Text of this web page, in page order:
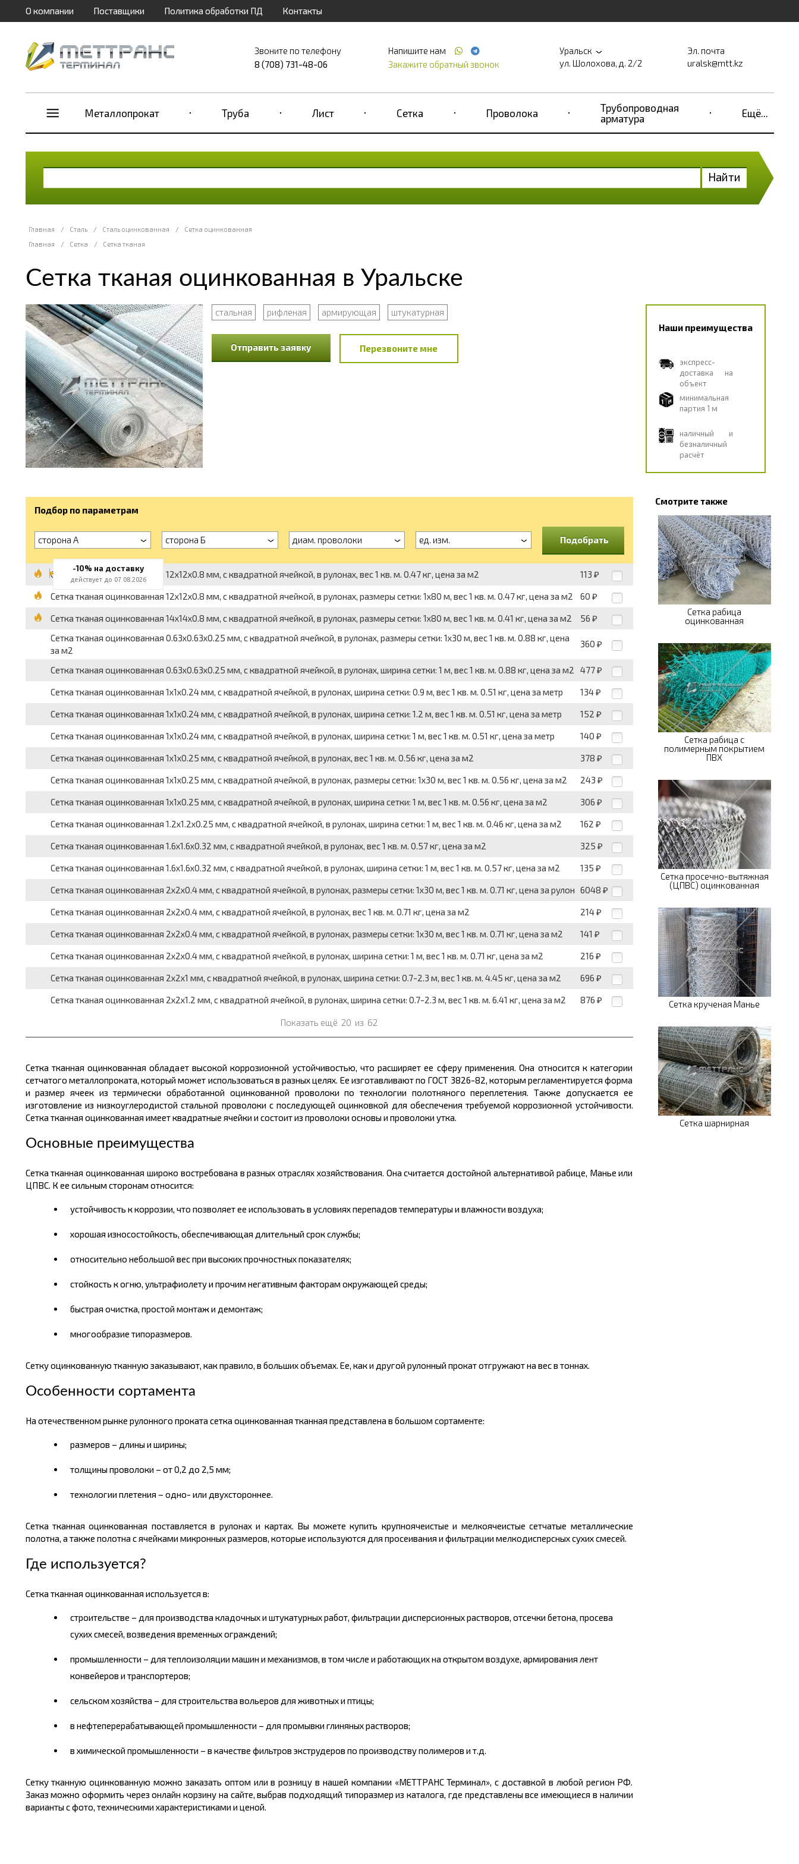
О компании Поставщики Политика обработки ПД Контакты
Звоните по телефону
8 (708) 731-48-06
Напишите нам
Закажите обратный звонок
Уральск
ул. Шолохова, д. 2/2
Эл. почта
uralsk@mtt.kz
Металлопрокат Труба Лист Сетка Проволока
Трубопроводная
арматура
Ещё...
Найти
Главная / Сталь / Сталь оцинкованная /
Сетка оцинкованная
Главная
/ Сетка / Сетка тканая
Сетка тканая оцинкованная в Уральске
стальная рифленая армирующая штукатурная
Отправить заявку Перезвоните мне
Наши преимущества
экспресс-
доставка на
объект
минимальная
партия 1 м
наличный и
безналичный
расчёт
Подбор по параметрам
сторона А сторона Б диам. проволоки ед. изм. Подобрать
Сетка тканая оцинкованная 12x12x0.8 мм, c квадратной ячейкой, в рулонах, вес 1 кв. м. 0.47 кг, цена за м2 113 ₽
Сетка тканая оцинкованная 12x12x0.8 мм, c квадратной ячейкой, в рулонах, размеры сетки: 1x80 м, вес 1 кв. м. 0.47 кг, цена за м2 60 ₽
Сетка тканая оцинкованная 14x14x0.8 мм, c квадратной ячейкой, в рулонах, размеры сетки: 1x80 м, вес 1 кв. м. 0.41 кг, цена за м2 56 ₽
Сетка тканая оцинкованная 0.63x0.63x0.25 мм, c квадратной ячейкой, в рулонах, размеры сетки: 1x30 м, вес 1 кв. м. 0.88 кг, цена
за м2
360 ₽
Сетка тканая оцинкованная 0.63x0.63x0.25 мм, c квадратной ячейкой, в рулонах, ширина сетки: 1 м, вес 1 кв. м. 0.88 кг, цена за м2 477 ₽
Сетка тканая оцинкованная 1x1x0.24 мм, с квадратной ячейкой, в рулонах, ширина сетки: 0.9 м, вес 1 кв. м. 0.51 кг, цена за метр 134 ₽
Сетка тканая оцинкованная 1x1x0.24 мм, с квадратной ячейкой, в рулонах, ширина сетки: 1.2 м, вес 1 кв. м. 0.51 кг, цена за метр 152 ₽
Сетка тканая оцинкованная 1x1x0.24 мм, с квадратной ячейкой, в рулонах, ширина сетки: 1 м, вес 1 кв. м. 0.51 кг, цена за метр 140 ₽
Сетка тканая оцинкованная 1x1x0.25 мм, c квадратной ячейкой, в рулонах, вес 1 кв. м. 0.56 кг, цена за м2 378 ₽
Сетка тканая оцинкованная 1x1x0.25 мм, c квадратной ячейкой, в рулонах, размеры сетки: 1x30 м, вес 1 кв. м. 0.56 кг, цена за м2 243 ₽
Сетка тканая оцинкованная 1x1x0.25 мм, c квадратной ячейкой, в рулонах, ширина сетки: 1 м, вес 1 кв. м. 0.56 кг, цена за м2 306 ₽
Сетка тканая оцинкованная 1.2x1.2x0.25 мм, c квадратной ячейкой, в рулонах, ширина сетки: 1 м, вес 1 кв. м. 0.46 кг, цена за м2 162 ₽
Сетка тканая оцинкованная 1.6x1.6x0.32 мм, c квадратной ячейкой, в рулонах, вес 1 кв. м. 0.57 кг, цена за м2 325 ₽
Сетка тканая оцинкованная 1.6x1.6x0.32 мм, c квадратной ячейкой, в рулонах, ширина сетки: 1 м, вес 1 кв. м. 0.57 кг, цена за м2 135 ₽
Сетка тканая оцинкованная 2x2x0.4 мм, с квадратной ячейкой, в рулонах, размеры сетки: 1x30 м, вес 1 кв. м. 0.71 кг, цена за рулон 6048 ₽
Сетка тканая оцинкованная 2x2x0.4 мм, c квадратной ячейкой, в рулонах, вес 1 кв. м. 0.71 кг, цена за м2 214 ₽
Сетка тканая оцинкованная 2x2x0.4 мм, c квадратной ячейкой, в рулонах, размеры сетки: 1x30 м, вес 1 кв. м. 0.71 кг, цена за м2 141 ₽
Сетка тканая оцинкованная 2x2x0.4 мм, c квадратной ячейкой, в рулонах, ширина сетки: 1 м, вес 1 кв. м. 0.71 кг, цена за м2 216 ₽
Сетка тканая оцинкованная 2x2x1 мм, c квадратной ячейкой, в рулонах, ширина сетки: 0.7-2.3 м, вес 1 кв. м. 4.45 кг, цена за м2 696 ₽
Сетка тканая оцинкованная 2x2x1.2 мм, c квадратной ячейкой, в рулонах, ширина сетки: 0.7-2.3 м, вес 1 кв. м. 6.41 кг, цена за м2 876 ₽
Показать ещё 20 из 62
Сетка тканная оцинкованная обладает высокой коррозионной устойчивостью, что расширяет ее сферу применения. Она относится к категории
сетчатого металлопроката, который может использоваться в разных целях. Ее изготавливают по ГОСТ 3826-82, которым регламентируется форма
и размер ячеек из термически обработанной оцинкованной проволоки по технологии полотняного переплетения. Также допускается ее
изготовление из низкоуглеродистой стальной проволоки с последующей оцинковкой для обеспечения требуемой коррозионной устойчивости.
Сетка тканная оцинкованная имеет квадратные ячейки и состоит из проволоки основы и проволоки утка.
Основные преимущества
Сетка тканная оцинкованная широко востребована в разных отраслях хозяйствования. Она считается достойной альтернативой рабице, Манье или
ЦПВС. К ее сильным сторонам относится:
устойчивость к коррозии, что позволяет ее использовать в условиях перепадов температуры и влажности воздуха;
хорошая износостойкость, обеспечивающая длительный срок службы;
относительно небольшой вес при высоких прочностных показателях;
стойкость к огню, ультрафиолету и прочим негативным факторам окружающей среды;
быстрая очистка, простой монтаж и демонтаж;
многообразие типоразмеров.
Сетку оцинкованную тканную заказывают, как правило, в больших объемах. Ее, как и другой рулонный прокат отгружают на вес в тоннах.
Особенности сортамента
На отечественном рынке рулонного проката сетка оцинкованная тканная представлена в большом сортаменте:
размеров – длины и ширины;
толщины проволоки – от 0,2 до 2,5 мм;
технологии плетения – одно- или двухстороннее.
Сетка тканная оцинкованная поставляется в рулонах и картах. Вы можете купить крупноячеистые и мелкоячеистые сетчатые металлические
полотна, а также полотна с ячейками микронных размеров, которые используются для просеивания и фильтрации мелкодисперсных сухих смесей.
Где используется?
Сетка тканная оцинкованная используется в:
строительстве – для производства кладочных и штукатурных работ, фильтрации дисперсионных растворов, отсечки бетона, просева
сухих смесей, возведения временных ограждений;
промышленности – для теплоизоляции машин и механизмов, в том числе и работающих на открытом воздухе, армирования лент
конвейеров и транспортеров;
сельском хозяйства – для строительства вольеров для животных и птицы;
в нефтеперерабатывающей промышленности – для промывки глиняных растворов;
в химической промышленности – в качестве фильтров экструдеров по производству полимеров и т.д.
Сетку тканную оцинкованную можно заказать оптом или в розницу в нашей компании «МЕТТРАНС Терминал», с доставкой в любой регион РФ.
Заказ можно оформить через онлайн корзину на сайте, выбрав подходящий типоразмер из каталога, где представлены все имеющиеся в наличии
варианты с фото, техническими характеристиками и ценой.
Смотрите также
Сетка рабица
оцинкованная
Сетка рабица с
полимерным покрытием
ПВХ
Сетка просечно-вытяжная
(ЦПВС) оцинкованная
Сетка крученая Манье
Сетка шарнирная
-10% на доставку
действует до 07.08.2026